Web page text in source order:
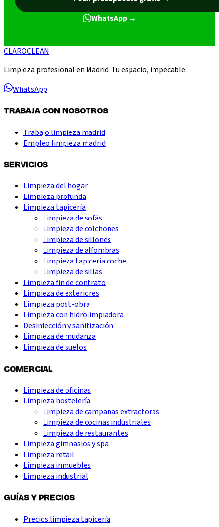
WhatsApp →
CLAROCLEAN
Limpieza profesional en Madrid. Tu espacio, impecable.
WhatsApp
TRABAJA CON NOSOTROS
Trabajo limpieza madrid
Empleo limpieza madrid
SERVICIOS
Limpieza del hogar
Limpieza profunda
Limpieza tapicería
Limpieza de sofás
Limpieza de colchones
Limpieza de sillones
Limpieza de alfombras
Limpieza tapicería coche
Limpieza de sillas
Limpieza fin de contrato
Limpieza de exteriores
Limpieza post-obra
Limpieza con hidrolimpiadora
Desinfección y sanitización
Limpieza de mudanza
Limpieza de suelos
COMERCIAL
Limpieza de oficinas
Limpieza hostelería
Limpieza de campanas extractoras
Limpieza de cocinas industriales
Limpieza de restaurantes
Limpieza gimnasios y spa
Limpieza retail
Limpieza inmuebles
Limpieza industrial
GUÍAS Y PRECIOS
Precios limpieza tapicería